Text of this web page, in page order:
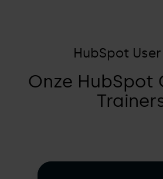
HubSpot
Onze HubSpot